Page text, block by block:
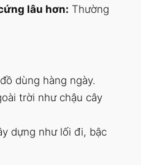
lâu hơn: Thường
dùng hàng ngày.
trời như chậu cây
dựng như lối đi, bậc